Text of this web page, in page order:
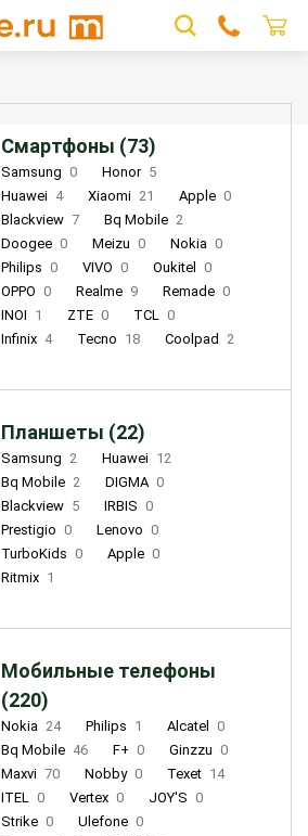
Смартфоны (73)
Samsung 0 Honor 5
Huawei 4 Xiaomi 21 Apple 0
Blackview 7 Bq Mobile 2
Doogee 0 Meizu 0 Nokia 0
Philips 0 VIVO 0 Oukitel
0
OPPO 0 Realme 9 Remade 0
INOI 1 ZTE 0 TCL 0
Infinix 4 Tecno 18 Coolpad 2
Планшеты (22)
Samsung 2 Huawei 12
Bq Mobile 2 DIGMA 0
Blackview 5 IRBIS 0
Prestigio 0 Lenovo 0
TurboKids 0 Apple 0
Ritmix 1
Мобильные телефоны
(220)
Nokia 24 Philips 1 Alcatel
0
Bq Mobile 46 F+ 0 Ginzzu 0
Maxvi 70 Nobby 0 Texet 14
ITEL 0 Vertex 0 JOY'S 0
Strike 0 Ulefone 0